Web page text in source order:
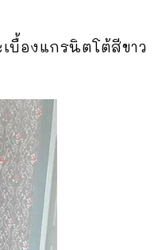
บื้องแกรนิตโต้สีขาว